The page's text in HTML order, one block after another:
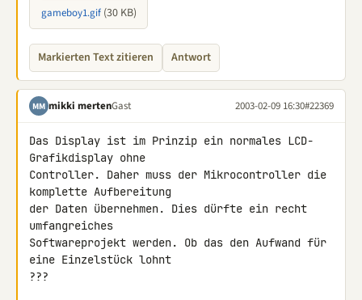
gameboy1.gif(30 KB)
Markierten Text zitieren Antwort
MM mikki mertenGast 2003-02-09 16:30#22369
Das Display ist im Prinzip ein normales LCD-
Grafikdisplay ohne
Controller. Daher muss der Mikrocontroller die
komplette Aufbereitung
der Daten übernehmen. Dies dürfte ein recht
umfangreiches
Softwareprojekt werden. Ob das den Aufwand für
eine Einzelstück lohnt
???